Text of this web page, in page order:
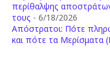
περίθαλψης
τους - 6/18/2026
Aπόστρατοι: Πότε
και πότε τα Μερίσματα